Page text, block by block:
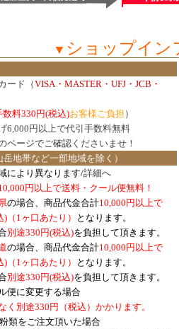
▼ ショップイン
ード（VISA・MASTER・UFJ・JCB・
数料330円(税込)お客様ご負担 ）
6,000円以上で代引手数料無料
ページでご確認 くださいませ！
地帯など一部地域を除く）
により異なります/詳細へ
円以上で送料・クール便無料！
の場合、商品代金合計10,000円以上で
（1ヶ口あたり）
となります。
別途330円(税込)を負担して頂きます。
の場合、商品代金合計10,000円以上で
) （1ヶ口あたり）
となります。
別途330円(税込)を負担して頂きます。
便に変更する場合
く別途330円（税込）かかります。
類をご注文頂いた場合